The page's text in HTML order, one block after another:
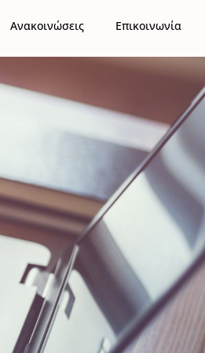
Ανακοινώσεις Επικοινωνία